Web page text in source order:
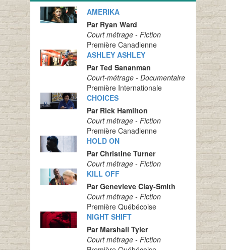
AMERIKA
Par Ryan Ward
Court métrage - Fiction
Première Canadienne
ASHLEY ASHLEY
Par Ted Sananman
Court-métrage - Documentaire
Première Internationale
CHOICES
Par Rick Hamilton
Court métrage - Fiction
Première Canadienne
HOLD ON
Par Christine Turner
Court métrage - Fiction
KILL OFF
Par Genevieve Clay-Smith
Court métrage - Fiction
Première Québécoise
NIGHT SHIFT
Par Marshall Tyler
Court métrage - Fiction